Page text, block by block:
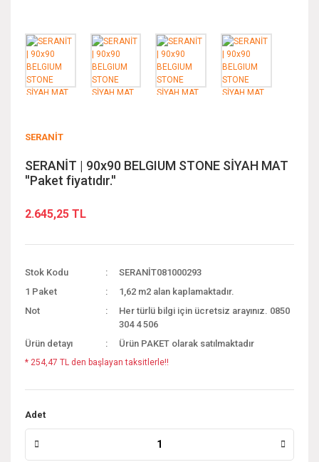
SERANİT
SERANİT | 90x90 BELGIUM STONE SİYAH MAT
''Paket fiyatıdır.''
2.645,25 TL
Stok Kodu
SERANİT081000293
1 Paket
1,62 m2 alan kaplamaktadır.
Not
Her türlü bilgi için ücretsiz arayınız. 0850
304 4 506
Ürün detayı
Ürün PAKET olarak satılmaktadır
* 254,47 TL den başlayan taksitlerle!!
Adet